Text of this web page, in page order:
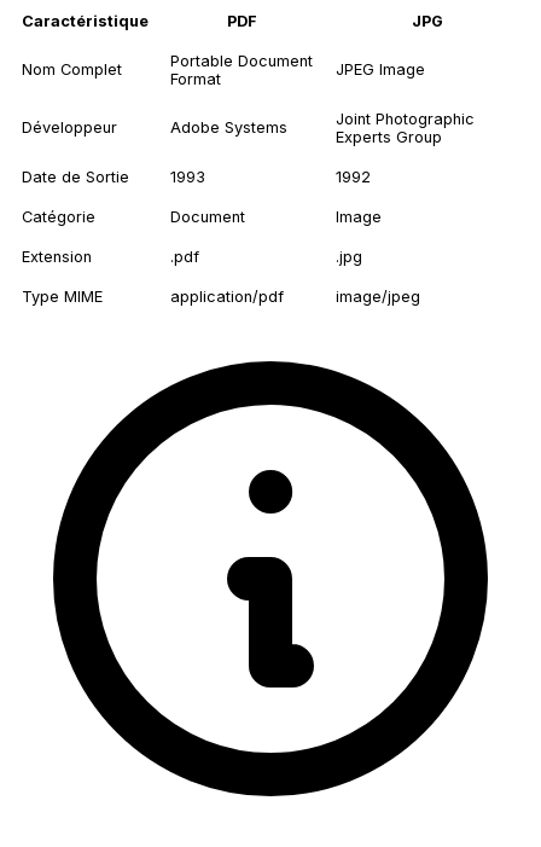
Caractéristique PDF JPG
Nom Complet
Portable Document
Format
JPEG Image
Développeur Adobe Systems
Joint Photographic
Experts Group
Date de Sortie 1993 1992
Catégorie Document Image
Extension .pdf .jpg
Type MIME application/pdf image/jpeg